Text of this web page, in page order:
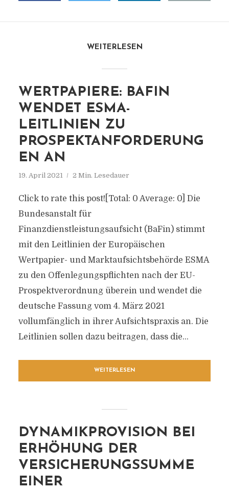
WEITERLESEN
WERTPAPIERE: BAFIN
WENDET ESMA-
LEITLINIEN ZU
PROSPEKTANFORDERUNG
EN AN
19. April 2021 2 Min. Lesedauer
Click to rate this post![Total: 0 Average: 0] Die
Bundesanstalt für
Finanzdienstleistungsaufsicht (BaFin) stimmt
mit den Leitlinien der Europäischen
Wertpapier- und Marktaufsichtsbehörde ESMA
zu den Offenlegungspflichten nach der EU-
Prospektverordnung überein und wendet die
deutsche Fassung vom 4. März 2021
vollumfänglich in ihrer Aufsichtspraxis an. Die
Leitlinien sollen dazu beitragen, dass die...
WEITERLESEN
DYNAMIKPROVISION BEI
ERHÖHUNG DER
VERSICHERUNGSSUMME
EINER